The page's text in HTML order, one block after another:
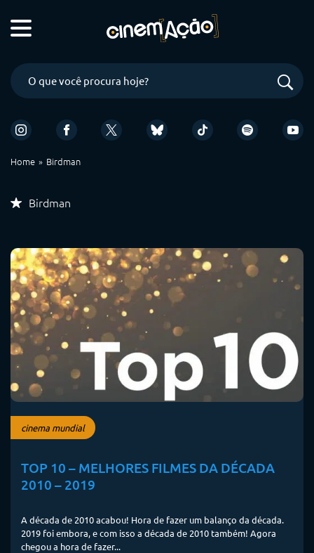
Home Birdman
Birdman
cinema mundial
TOP 10 – MELHORES FILMES DA DÉCADA
2010 – 2019
A década de 2010 acabou! Hora de fazer um balanço da década.
2019 foi embora, e com isso a década de 2010 também! Agora
chegou a hora de fazer...